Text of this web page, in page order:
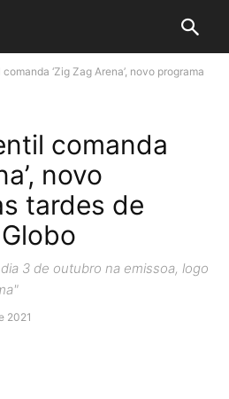
‘Zig Zag Arena’, novo programa
comanda
novo
tardes de
3 de outubro na emissoa, logo
2021